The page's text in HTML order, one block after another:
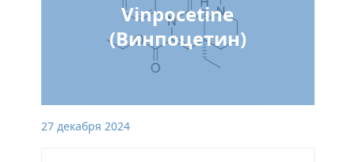
Vinpocetine
(Винпоцетин)
27 декабря 2024